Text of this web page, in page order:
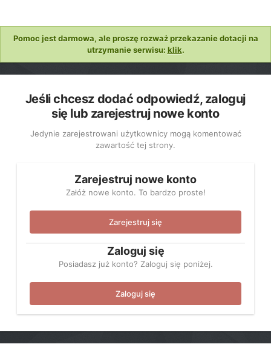
Pomoc jest darmowa, ale proszę rozważ przekazanie dotacji na
utrzymanie serwisu: klik.
Jeśli chcesz dodać odpowiedź, zaloguj
się lub zarejestruj nowe konto
Jedynie zarejestrowani użytkownicy mogą komentować
zawartość tej strony.
Zarejestruj nowe konto
Załóż nowe konto. To bardzo proste!
Zarejestruj się
Zaloguj się
Posiadasz już konto? Zaloguj się poniżej.
Zaloguj się